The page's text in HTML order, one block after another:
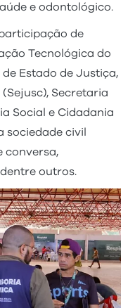
e odontológico.
de
Tecnológica do
Estado de Justiça,
Secretaria
Social e Cidadania
sociedade civil
conversa,
outros.